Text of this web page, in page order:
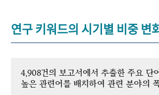
연구 키워드의 시기별 비중 변
4,908건의 보고서에서 추출한 주요 단
높은 관련어를 배치하여 관련 분야의